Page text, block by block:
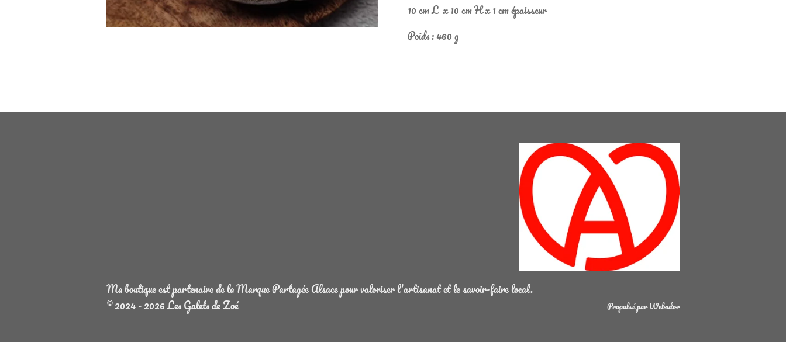
10 cm L x 10 cm H x 1 cm épaisseur
Poids : 460 g
Ma boutique est partenaire de la Marque Partagée Alsace pour valoriser l'artisanat et le savoir-faire local.
© 2024 - 2026 Les Galets de Zoé
Propulsé parWebador